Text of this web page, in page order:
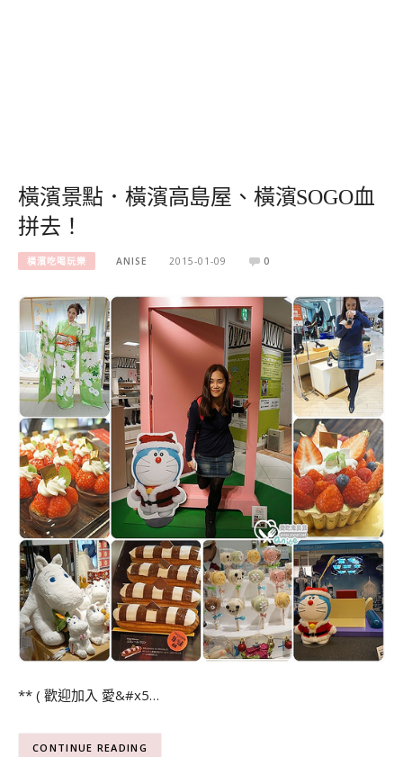
橫濱景點．橫濱高島屋、橫濱SOGO血
拼去！
橫濱吃喝玩樂 ANISE 2015-01-09 0
** ( 歡迎加入 愛&#x5…
CONTINUE READING